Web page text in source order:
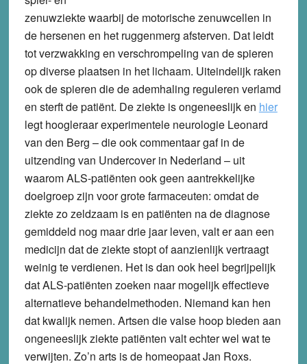
zenuwziekte waarbij de motorische zenuwcellen in
de hersenen en het ruggenmerg afsterven. Dat leidt
tot verzwakking en verschrompeling van de spieren
op diverse plaatsen in het lichaam. Uiteindelijk raken
ook de spieren die de ademhaling reguleren verlamd
en sterft de patiënt. De ziekte is ongeneeslijk en hier
legt hoogleraar experimentele neurologie Leonard
van den Berg – die ook commentaar gaf in de
uitzending van Undercover in Nederland – uit
waarom ALS-patiënten ook geen aantrekkelijke
doelgroep zijn voor grote farmaceuten: omdat de
ziekte zo zeldzaam is en patiënten na de diagnose
gemiddeld nog maar drie jaar leven, valt er aan een
medicijn dat de ziekte stopt of aanzienlijk vertraagt
weinig te verdienen. Het is dan ook heel begrijpelijk
dat ALS-patiënten zoeken naar mogelijk effectieve
alternatieve behandelmethoden. Niemand kan hen
dat kwalijk nemen. Artsen die valse hoop bieden aan
ongeneeslijk ziekte patiënten valt echter wel wat te
verwijten. Zo’n arts is de homeopaat Jan Roxs.